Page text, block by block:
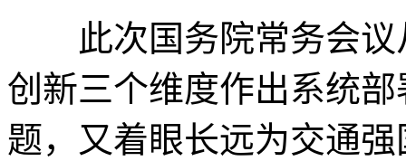
此次国务院常务会议
创新三个维度作出系统
题，又着眼长远为交通